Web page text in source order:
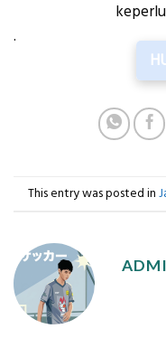
.
This entry was posted in